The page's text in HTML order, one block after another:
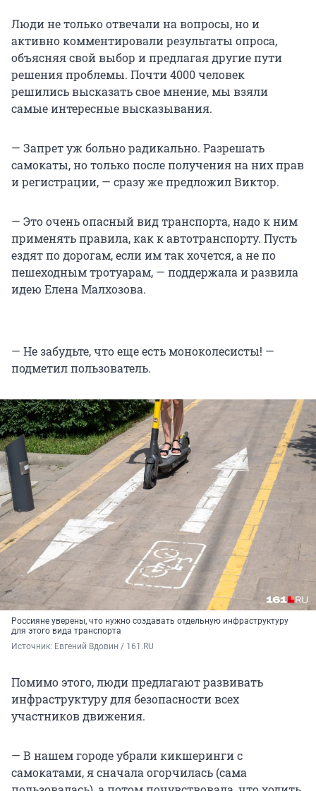
Люди не только отвечали на вопросы, но и
активно комментировали результаты опроса,
объясняя свой выбор и предлагая другие пути
решения проблемы. Почти 4000 человек
решились высказать свое мнение, мы взяли
самые интересные высказывания.
— Запрет уж больно радикально. Разрешать
самокаты, но только после получения на них прав
и регистрации, — сразу же предложил Виктор.
— Это очень опасный вид транспорта, надо к ним
применять правила, как к автотранспорту. Пусть
ездят по дорогам, если им так хочется, а не по
пешеходным тротуарам, — поддержала и развила
идею Елена Малхозова.
— Не забудьте, что еще есть моноколесисты! —
подметил пользователь.
Россияне уверены, что нужно создавать отдельную инфраструктуру
для этого вида транспорта
Источник: Евгений Вдовин / 161.RU
Помимо этого, люди предлагают развивать
инфраструктуру для безопасности всех
участников движения.
— В нашем городе убрали кикшеринги с
самокатами, я сначала огорчилась (сама